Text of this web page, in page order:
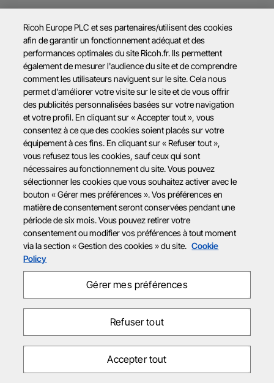
Ricoh Europe PLC et ses partenaires/utilisent des cookies
afin de garantir un fonctionnement adéquat et des
performances optimales du site Ricoh.fr. Ils permettent
également de mesurer l'audience du site et de comprendre
comment les utilisateurs naviguent sur le site. Cela nous
permet d'améliorer votre visite sur le site et de vous offrir
des publicités personnalisées basées sur votre navigation
et votre profil. En cliquant sur « Accepter tout », vous
consentez à ce que des cookies soient placés sur votre
équipement à ces fins. En cliquant sur « Refuser tout »,
vous refusez tous les cookies, sauf ceux qui sont
nécessaires au fonctionnement du site. Vous pouvez
sélectionner les cookies que vous souhaitez activer avec le
bouton « Gérer mes préférences ». Vos préférences en
matière de consentement seront conservées pendant une
période de six mois. Vous pouvez retirer votre
consentement ou modifier vos préférences à tout moment
via la section « Gestion des cookies » du site. Cookie
Policy
Gérer mes préférences
Refuser tout
Accepter tout